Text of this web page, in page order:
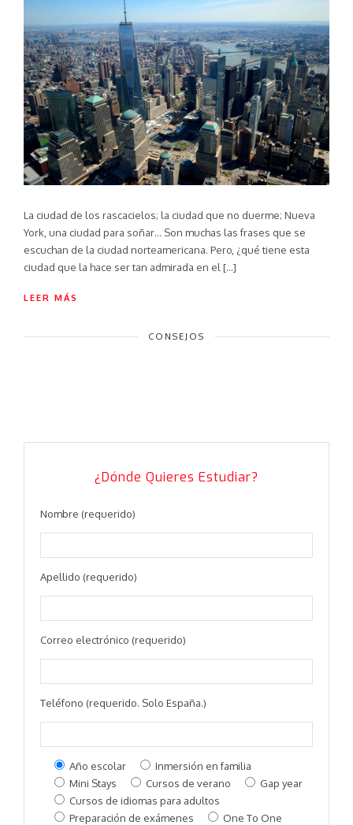
La ciudad de los rascacielos; la ciudad que no duerme; Nueva
York, una ciudad para soñar… Son muchas las frases que se
escuchan de la ciudad norteamericana. Pero, ¿qué tiene esta
ciudad que la hace ser tan admirada en el […]
LEER MÁS
CONSEJOS
¿Dónde Quieres Estudiar?
Nombre (requerido)
Apellido (requerido)
Correo electrónico (requerido)
Teléfono (requerido. Solo España.)
Año escolar
Inmersión en familia
Mini Stays
Cursos de verano
Gap year
Cursos de idiomas para adultos
Preparación de exámenes
One To One